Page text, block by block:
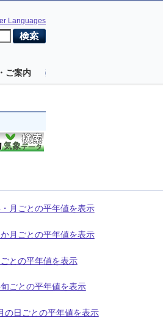
Languages
ご案内
月ごとの平年値を表示
か月ごとの平年値を表示
との平年値を表示
ごとの平年値を表示
の日ごとの平年値を表示